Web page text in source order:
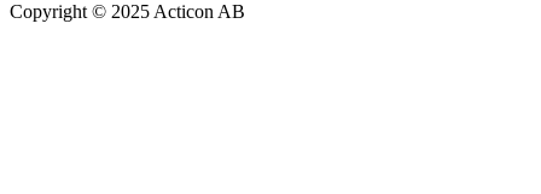
Copyright © 2025 Acticon AB